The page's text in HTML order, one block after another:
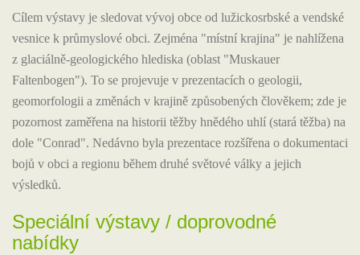
Cílem výstavy je sledovat vývoj obce od lužickosrbské a vendské
vesnice k průmyslové obci. Zejména "místní krajina" je nahlížena
z glaciálně-geologického hlediska (oblast "Muskauer
Faltenbogen"). To se projevuje v prezentacích o geologii,
geomorfologii a změnách v krajině způsobených člověkem; zde je
pozornost zaměřena na historii těžby hnědého uhlí (stará těžba) na
dole "Conrad". Nedávno byla prezentace rozšířena o dokumentaci
bojů v obci a regionu během druhé světové války a jejich
výsledků.
Speciální výstavy / doprovodné
nabídky